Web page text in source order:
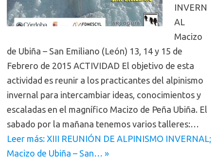
INVERN
AL
Macizo
de Ubiña – San Emiliano (León) 13, 14 y 15 de
Febrero de 2015 ACTIVIDAD El objetivo de esta
actividad es reunir a los practicantes del alpinismo
invernal para intercambiar ideas, conocimientos y
escaladas en el magnífico Macizo de Peña Ubiña. El
sabado por la mañana tenemos varios talleres:…
Leer más: XIII REUNIÓN DE ALPINISMO INVERNAL;
Macizo de Ubiña – San… »